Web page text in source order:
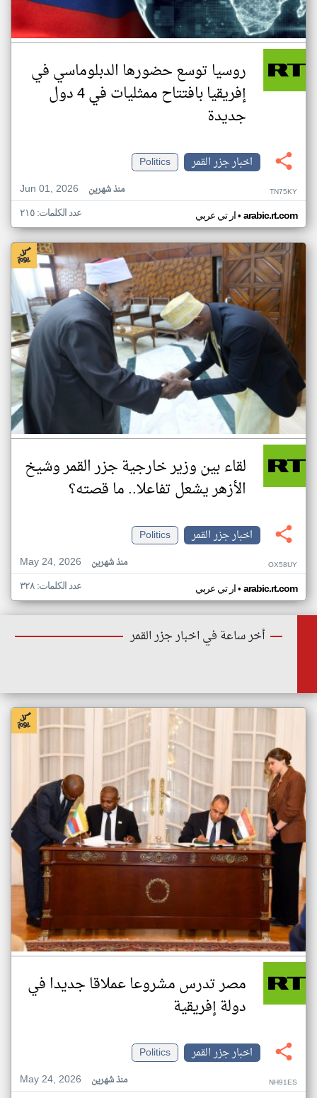
روسيا توسع حضورها الدبلوماسي في
إفريقيا بافتتاح ممثليات في 4 دول
جديدة
اخبار جزر القمر
Politics
Jun 01, 2026
منذ شهرين TN75KY
ار تي عربي• arabic.rt.com عدد الكلمات: ٢١٥
لقاء بين وزير خارجية جزر القمر وشيخ
الأزهر يشعل تفاعلا.. ما قصته؟
اخبار جزر القمر
Politics
May 24, 2026
منذ شهرين OX58UY
ار تي عربي• arabic.rt.com عدد الكلمات: ٣٢٨
أخر ساعة في اخبار جزر القمر
مصر تدرس مشروعا عملاقا جديدا في
دولة إفريقية
اخبار جزر القمر
Politics
May 24, 2026
منذ شهرين NH91ES